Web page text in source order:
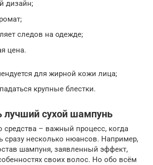
дизайн;
следов на одежде;
цена.
для жирной кожи лица;
крупные блестки.
лучший сухой шампунь
средства – важный процесс, когда
сразу несколько нюансов. Например,
шампуня, заявленный эффект,
своих волос. Но обо всём